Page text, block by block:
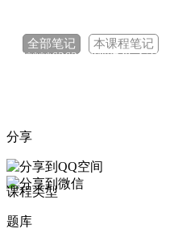
186****6363 刚刚购买了该课程
178****4510 刚刚购买了该课程
169****6303 刚刚购买了该课程
全部笔记 本课程笔记
分享
课程类型
题库